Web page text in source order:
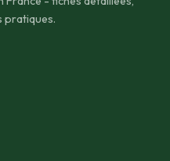
pratiques.